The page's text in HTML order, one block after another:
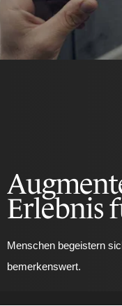
Erlebnis
Menschen begeistern
bemerkenswert.